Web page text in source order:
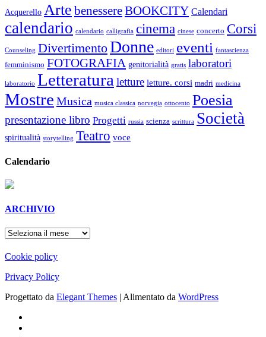
Acquerello Arte benessereBOOKCITY Calendari
calendario calendario calligrafia cinema cinese concerto Corsi
Counseling DivertimentoDonne editori eventi fantascienza
femminismo FOTOGRAFIA genitorialità gratis laboratori
laboratorio Letteratura letture letture. corsi madri medicina
Mostre Musica musica classica norvegia ottocento Poesia
presentazione libro Progetti russia scienza scrittura Società
spiritualità storytelling Teatro voce
Calendario
ARCHIVIO
ARCHIVIO
Cookie policy
Privacy Policy
Progettato da Elegant Themes | Alimentato da WordPress